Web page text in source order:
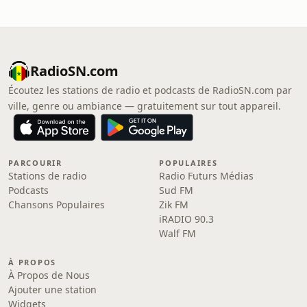
RadioSN.com
Écoutez les stations de radio et podcasts de RadioSN.com par
ville, genre ou ambiance — gratuitement sur tout appareil.
PARCOURIR
Stations de radio
Podcasts
Chansons Populaires
POPULAIRES
Radio Futurs Médias
Sud FM
Zik FM
iRADIO 90.3
Walf FM
À PROPOS
À Propos de Nous
Ajouter une station
Widgets